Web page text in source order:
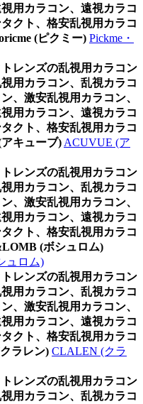
用カラコン、遠視カラコ
クト、格安乱視用カラコ
(ピクミー) Pickme・
レンズの乱視用カラコン
用カラコン、乱視カラコ
、激安乱視用カラコン、
用カラコン、遠視カラコ
クト、格安乱視用カラコ
キューブ) ACUVUE (ア
レンズの乱視用カラコン
用カラコン、乱視カラコ
、激安乱視用カラコン、
用カラコン、遠視カラコ
クト、格安乱視用カラコ
(ボシュロム)
ュロム)
レンズの乱視用カラコン
用カラコン、乱視カラコ
、激安乱視用カラコン、
用カラコン、遠視カラコ
クト、格安乱視用カラコ
ラレン) CLALEN (クラ
レンズの乱視用カラコン
用カラコン、乱視カラコ